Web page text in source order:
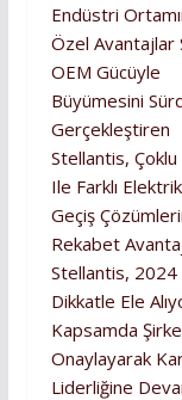
Endüstri
Özel Avantajlar
OEM Gücüyle
Büyümesini
Gerçekleştiren
Stellantis,
Ile Farklı
Geçiş
Rekabet
Stellantis, 2024
Dikkatle Ele
Kapsamda
Onaylayarak
Liderliğine